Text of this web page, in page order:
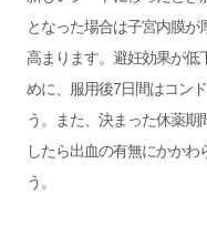
となった場合は子宮内膜
高まります。避妊効果が低
めに、服用後7日間はコン
う。また、決まった休薬期
したら出血の有無にかかわ
う。